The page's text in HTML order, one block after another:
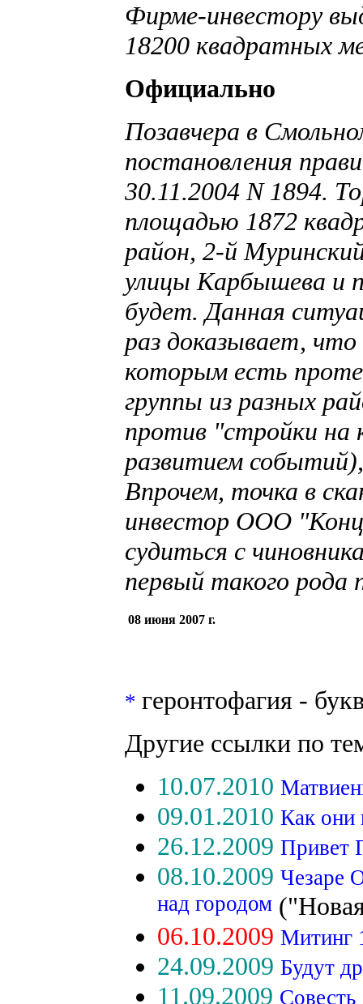
Фирме-инвестору
18200 квадратных
Официально
Позавчера в
постановления
30.11.2004 N 1894.
площадью 1872
район, 2-й
улицы Карбышева и
будет. Данная
раз доказывает,
которым есть
группы из разных
против "стройки на
развитием
Впрочем, точка в
инвестор ООО
судиться с
первый такого рода
08 июня 2007 г.
* геронтофагия -
Другие ссылки по
10.07.2010
09.01.2010 Как они
26.12.2009 Привет
08.10.2009 Чезаре
над городом
06.10.2009 Митинг
24.09.2009 Будут
11.09.2009 Совесть